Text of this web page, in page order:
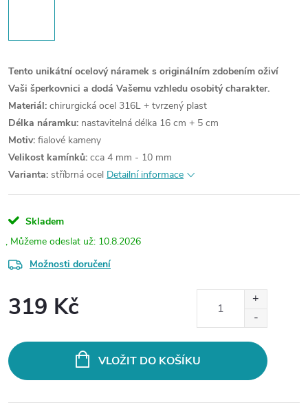
Tento unikátní ocelový náramek s originálním zdobením oživí
Vaši šperkovnici a dodá Vašemu vzhledu osobitý charakter.
Materiál: chirurgická ocel 316L + tvrzený plast
Délka náramku: nastavitelná délka 16 cm + 5 cm
Motiv: fialové kameny
Velikost kamínků: cca 4 mm - 10 mm
Varianta: stříbrná ocel Detailní informace
Skladem
10.8.2026
Možnosti doručení
319 Kč
VLOŽIT DO KOŠÍKU